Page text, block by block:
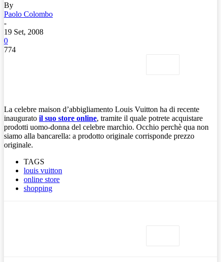
By
Paolo Colombo
-
19 Set, 2008
0
774
La celebre maison d’abbigliamento Louis Vuitton ha di recente
inaugurato il suo store online, tramite il quale potrete acquistare
prodotti uomo-donna del celebre marchio. Occhio perchè qua non
siamo alla bancarella: a prodotto originale corrisponde prezzo
originale.
TAGS
louis vuitton
online store
shopping